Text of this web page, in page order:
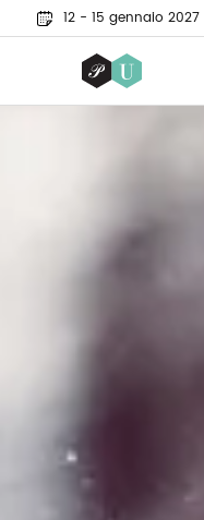
12 - 15 gennaio 2027